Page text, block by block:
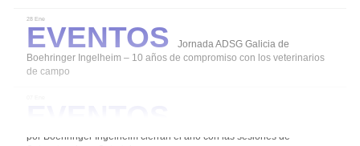
Salud y Bienestar en el ordeño
Diarreas en Terneros
Agalaxia Contagiosa
28 Ene
Eventos
Jornada ADSG Galicia de
Boehringer Ingelheim – 10 años de compromiso con los veterinarios
de campo
por Boehringer Ingelheim cierran el año con las sesiones de